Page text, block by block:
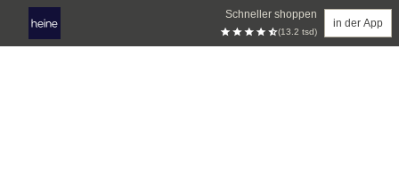
Schneller shoppen
(13.2 tsd)
in der App